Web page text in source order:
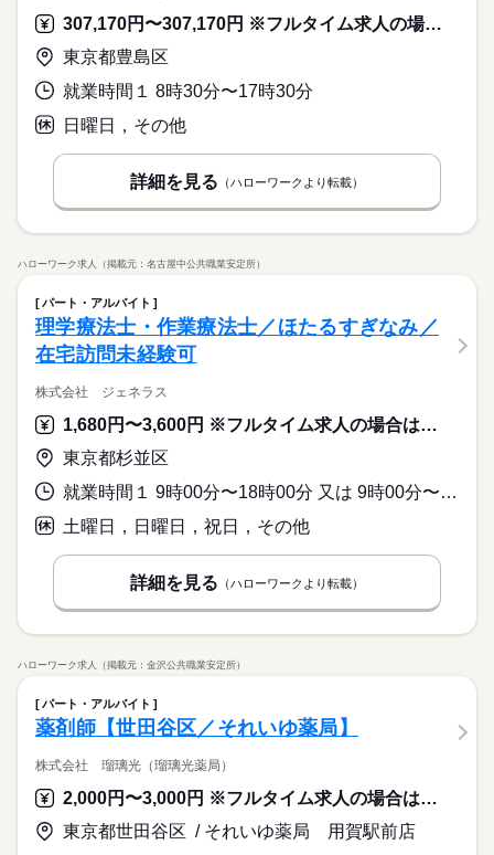
307,170円〜307,170円 ※フルタイム求人の場合は月額（換算額）、パート求人の場合は時間額を表示しています。
東京都豊島区
就業時間１ 8時30分〜17時30分
日曜日，その他
詳細を見る （ハローワークより転載）
ハローワーク求人（掲載元：名古屋中公共職業安定所）
パート・アルバイト
理学療法士・作業療法士／ほたるすぎなみ／
在宅訪問未経験可
株式会社 ジェネラス
1,680円〜3,600円 ※フルタイム求人の場合は月額（換算額）、パート求人の場合は時間額を表示しています。
東京都杉並区
就業時間１ 9時00分〜18時00分 又は 9時00分〜18時00分の時間の間の6時間程度 就業時間に関する特記事項 ＊休憩時間は就業時間により法定どおり付与
土曜日，日曜日，祝日，その他
詳細を見る （ハローワークより転載）
ハローワーク求人（掲載元：金沢公共職業安定所）
パート・アルバイト
薬剤師【世田谷区／それいゆ薬局】
株式会社 瑠璃光（瑠璃光薬局）
2,000円〜3,000円 ※フルタイム求人の場合は月額（換算額）、パート求人の場合は時間額を表示しています。
東京都世田谷区 / それいゆ薬局 用賀駅前店